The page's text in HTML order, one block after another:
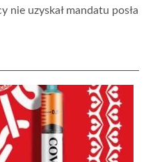
nie uzyskał mandatu posła